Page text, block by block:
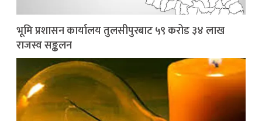
भूमि प्रशासन कार्यालय तुलसीपुरबाट ५९ करोड ३४ लाख
राजस्व सङ्कलन